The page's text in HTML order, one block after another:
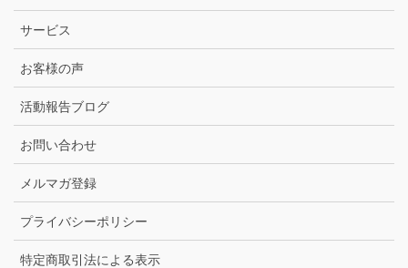
サービス
お客様の声
活動報告ブログ
お問い合わせ
メルマガ登録
プライバシーポリシー
特定商取引法による表示